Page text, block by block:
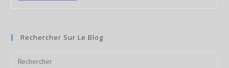
Rechercher Sur Le Blog